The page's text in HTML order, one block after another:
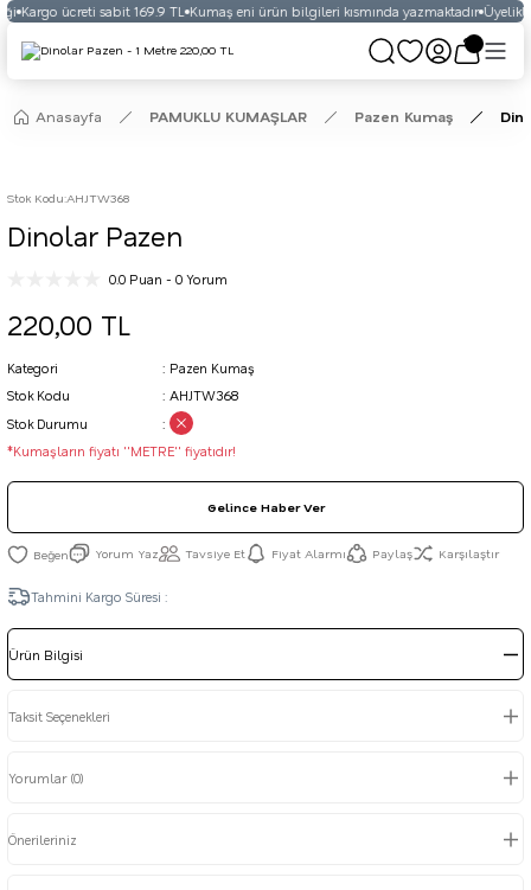
Kargo ücreti sabit 169.9 TL Kumaş eni ürün bilgileri kısmında yazmaktadır Üyelikli
Anasayfa PAMUKLU KUMAŞLAR Pazen Kumaş
Stok Kodu:AHJTW368
Dinolar Pazen
0.0 Puan - 0 Yorum
220,00 TL
Kategori
Pazen Kumaş
Stok Kodu
AHJTW368
Stok Durumu
*Kumaşların fiyatı ''METRE'' fiyatıdır!
Gelince Haber Ver
Yorum Yaz Tavsiye Et Fiyat Alarmı Paylaş Karşılaştır
Tahmini Kargo Süresi :
Ürün Bilgisi
Taksit Seçenekleri
Yorumlar (0)
Önerileriniz